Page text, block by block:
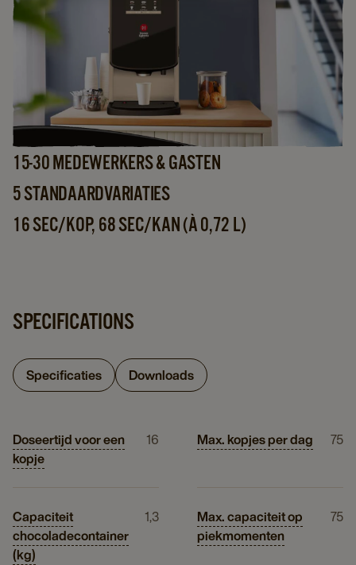
15-30 MEDEWERKERS & GASTEN
5 STANDAARDVARIATIES
16 SEC/KOP, 68 SEC/KAN (À 0,72 L)
SPECIFICATIONS
Specificaties Downloads
Doseertijd voor een
kopje
16 Max. kopjes per dag 75
Capaciteit
chocoladecontainer
(kg)
1,3
Max. capaciteit op
piekmomenten
75